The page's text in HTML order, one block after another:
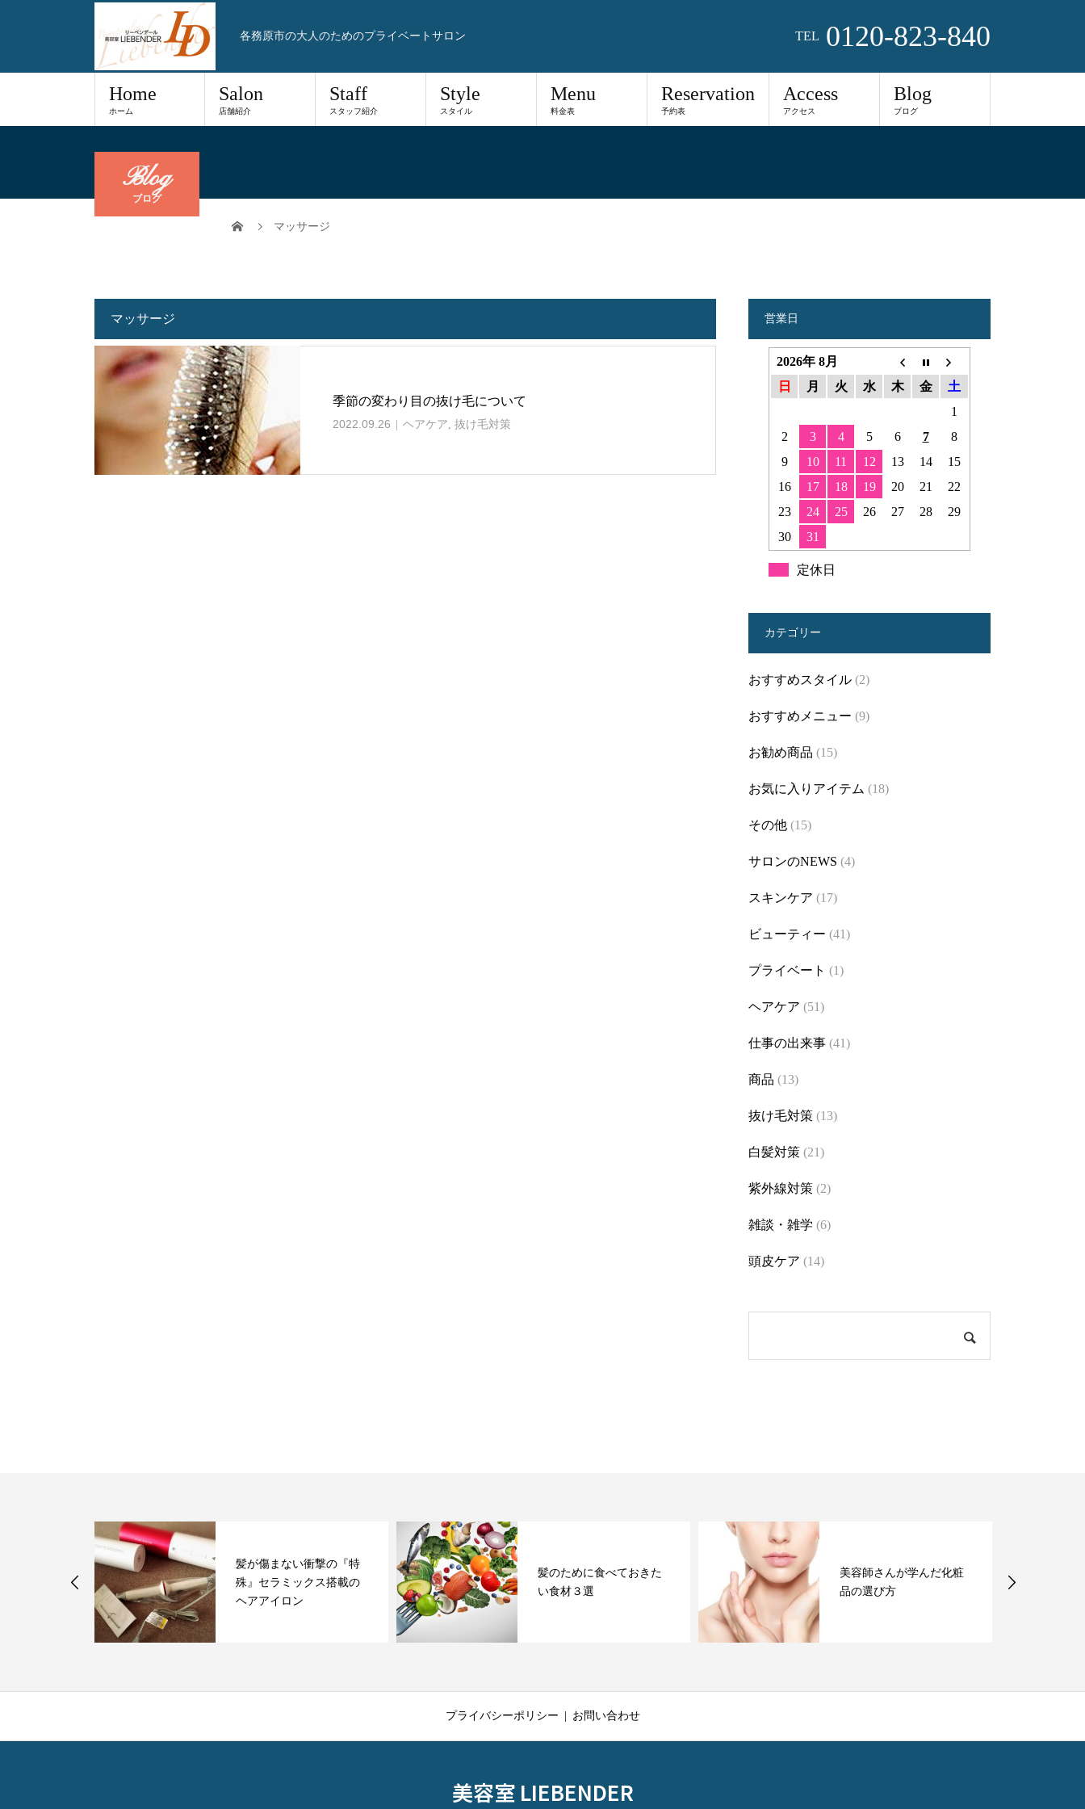
各務原市の大人のためのプライベートサロン TEL 0120-823-840
Home
ホーム
Salon
店舗紹介
Staff
スタッフ紹介
Style
スタイル
Menu
料金表
Reservation
予約表
Access
アクセス
Blog
ブログ
Blog
ブログ
マッサージ
マッサージ
季節の変わり目の抜け毛について
2022.09.26 ヘアケア 抜け毛対策
営業日
2026年 8月
日
月 火 水 木 金
土
1
2
3 4 5 6 7
8
9
10 11 12 13 14
15
16
17 18 19 20 21
22
23
24 25 26 27 28
29
30
31
定休日
カテゴリー
おすすめスタイル (2)
おすすめメニュー (9)
お勧め商品 (15)
お気に入りアイテム (18)
その他 (15)
サロンのNEWS (4)
スキンケア (17)
ビューティー (41)
プライベート (1)
ヘアケア (51)
仕事の出来事 (41)
商品 (13)
抜け毛対策 (13)
白髪対策 (21)
紫外線対策 (2)
雑談・雑学 (6)
頭皮ケア (14)
髪が傷まない衝撃の『特
殊』セラミックス搭載の
ヘアアイロン
髪のために食べておきた
い食材３選
美容師さんが学んだ化粧
品の選び方
プライバシーポリシー お問い合わせ
美容室 LIEBENDER